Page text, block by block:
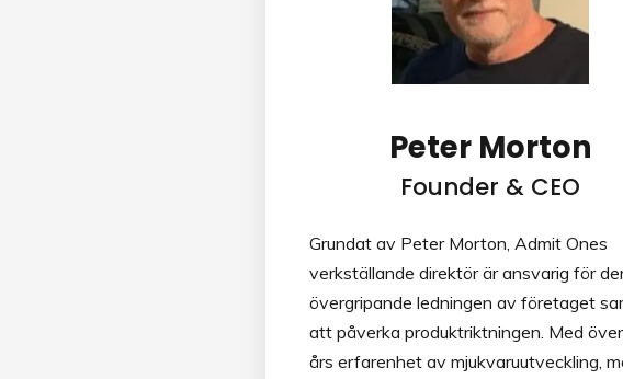
Peter Morton
Founder & CEO
Grundat av Peter Morton, Admit Ones
verkställande direktör är ansvarig för
övergripande ledningen av företaget
att påverka produktriktningen. Med
års erfarenhet av mjukvaruutveckling,